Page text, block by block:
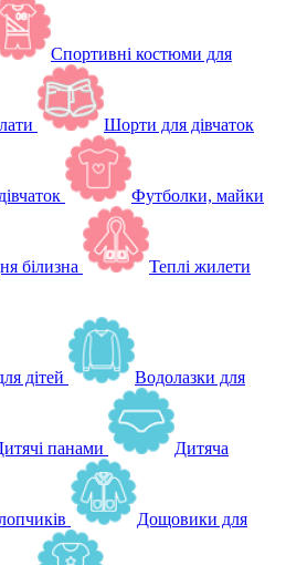
Спортивні костюми для
Шорти для дівчаток
Футболки, майки
білизна
Теплі жилети
дітей Водолазки для
панами Дитяча
Дощовики для